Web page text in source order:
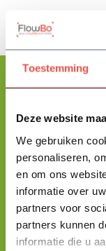
Toestemming
Deze website
We gebruiken
personaliseren,
en om ons
informatie over
partners voor
partners kunnen
informatie die u
Stuur mij een
en vertel je alles